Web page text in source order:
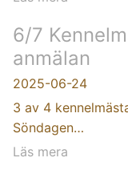
6/7
anmälan
2025-06-24
3 av 4
Söndagen…
Läs mera